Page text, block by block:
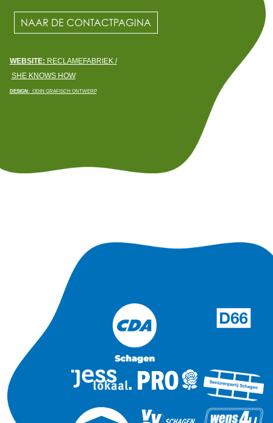
NAAR DE CONTACTPAGINA
WEBSITE: RECLAMEFABRIEK /
SHE KNOWS HOW
DESIGN: ODIN GRAFISCH ONTWERP